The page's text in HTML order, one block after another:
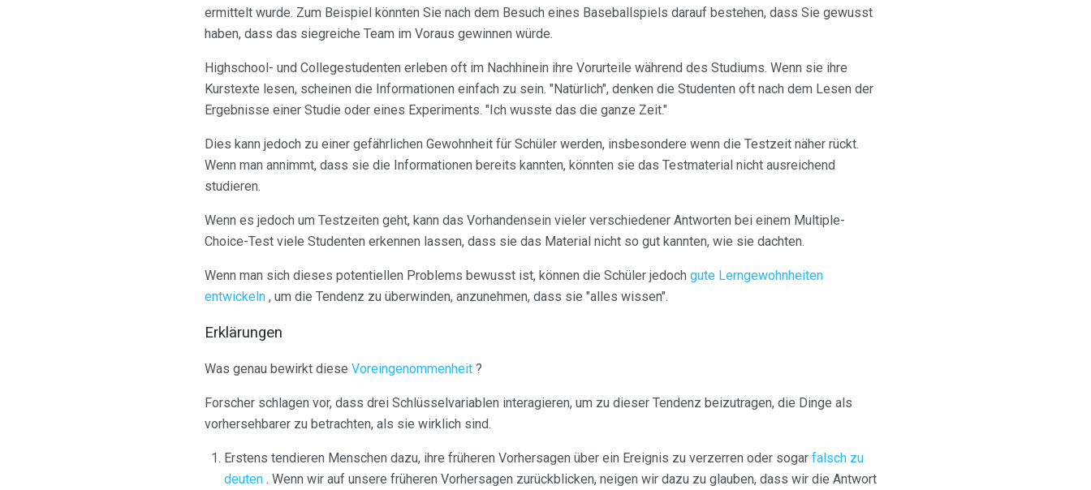
ermittelt wurde. Zum Beispiel könnten Sie nach dem Besuch eines Baseballspiels darauf bestehen, dass Sie gewusst
haben, dass das siegreiche Team im Voraus gewinnen würde.
Highschool- und Collegestudenten erleben oft im Nachhinein ihre Vorurteile während des Studiums. Wenn sie ihre
Kurstexte lesen, scheinen die Informationen einfach zu sein. "Natürlich", denken die Studenten oft nach dem Lesen der
Ergebnisse einer Studie oder eines Experiments. "Ich wusste das die ganze Zeit."
Dies kann jedoch zu einer gefährlichen Gewohnheit für Schüler werden, insbesondere wenn die Testzeit näher rückt.
Wenn man annimmt, dass sie die Informationen bereits kannten, könnten sie das Testmaterial nicht ausreichend
studieren.
Wenn es jedoch um Testzeiten geht, kann das Vorhandensein vieler verschiedener Antworten bei einem Multiple-
Choice-Test viele Studenten erkennen lassen, dass sie das Material nicht so gut kannten, wie sie dachten.
Wenn man sich dieses potentiellen Problems bewusst ist, können die Schüler jedoch gute Lerngewohnheiten
entwickeln , um die Tendenz zu überwinden, anzunehmen, dass sie "alles wissen".
Erklärungen
Was genau bewirkt diese Voreingenommenheit ?
Forscher schlagen vor, dass drei Schlüsselvariablen interagieren, um zu dieser Tendenz beizutragen, die Dinge als
vorhersehbarer zu betrachten, als sie wirklich sind.
Erstens tendieren Menschen dazu, ihre früheren Vorhersagen über ein Ereignis zu verzerren oder sogar falsch zu
deuten . Wenn wir auf unsere früheren Vorhersagen zurückblicken, neigen wir dazu zu glauben, dass wir die Antwort